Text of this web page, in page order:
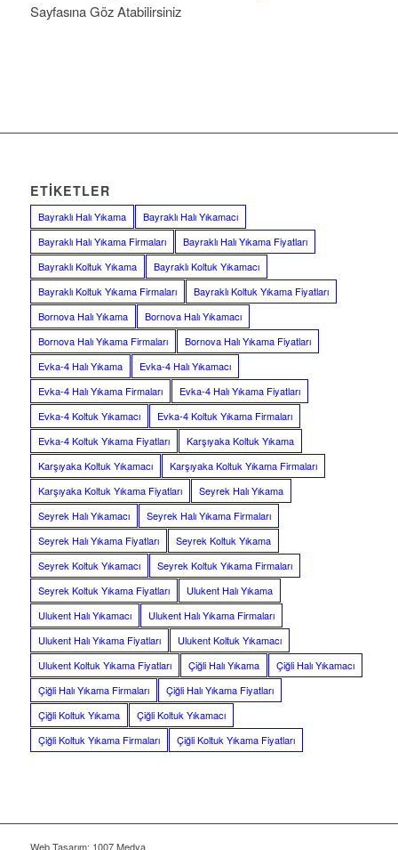
Sayfasına Göz Atabilirsiniz
ETIKETLER
Bayraklı Halı Yıkama
Bayraklı Halı Yıkamacı
Bayraklı Halı Yıkama Firmaları
Bayraklı Halı Yıkama Fiyatları
Bayraklı Koltuk Yıkama
Bayraklı Koltuk Yıkamacı
Bayraklı Koltuk Yıkama Firmaları
Bayraklı Koltuk Yıkama Fiyatları
Bornova Halı Yıkama
Bornova Halı Yıkamacı
Bornova Halı Yıkama Firmaları
Bornova Halı Yıkama Fiyatları
Evka-4 Halı Yıkama
Evka-4 Halı Yıkamacı
Evka-4 Halı Yıkama Firmaları
Evka-4 Halı Yıkama Fiyatları
Evka-4 Koltuk Yıkamacı
Evka-4 Koltuk Yıkama Firmaları
Evka-4 Koltuk Yıkama Fiyatları
Karşıyaka Koltuk Yıkama
Karşıyaka Koltuk Yıkamacı
Karşıyaka Koltuk Yıkama Firmaları
Karşıyaka Koltuk Yıkama Fiyatları
Seyrek Halı Yıkama
Seyrek Halı Yıkamacı
Seyrek Halı Yıkama Firmaları
Seyrek Halı Yıkama Fiyatları
Seyrek Koltuk Yıkama
Seyrek Koltuk Yıkamacı
Seyrek Koltuk Yıkama Firmaları
Seyrek Koltuk Yıkama Fiyatları
Ulukent Halı Yıkama
Ulukent Halı Yıkamacı
Ulukent Halı Yıkama Firmaları
Ulukent Halı Yıkama Fiyatları
Ulukent Koltuk Yıkamacı
Ulukent Koltuk Yıkama Fiyatları
Çiğli Halı Yıkama
Çiğli Halı Yıkamacı
Çiğli Halı Yıkama Firmaları
Çiğli Halı Yıkama Fiyatları
Çiğli Koltuk Yıkama
Çiğli Koltuk Yıkamacı
Çiğli Koltuk Yıkama Firmaları
Çiğli Koltuk Yıkama Fiyatları
Web Tasarım: 1007 Medya